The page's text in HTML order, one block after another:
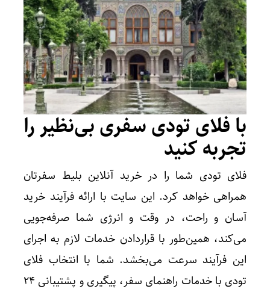
با فلای تودی سفری بی‌نظیر را
تجربه کنید
فلای تودی شما را در خرید آنلاین بلیط سفرتان
همراهی خواهد کرد. این سایت با ارائه فرآیند خرید
آسان و راحت، در وقت و انرژی شما صرفه‌جویی
می‌کند، همین‌طور با قراردادن خدمات لازم به اجرای
این فرآیند سرعت می‌بخشد. شما با انتخاب فلای
تودی با خدمات راهنمای سفر، پیگیری و پشتیبانی ۲۴